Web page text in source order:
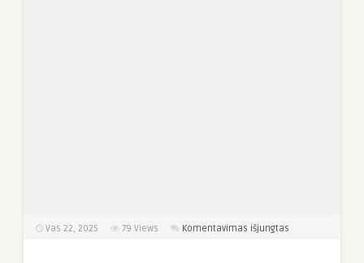
Vas 22, 2025 79 Views Komentavimas išjungtas